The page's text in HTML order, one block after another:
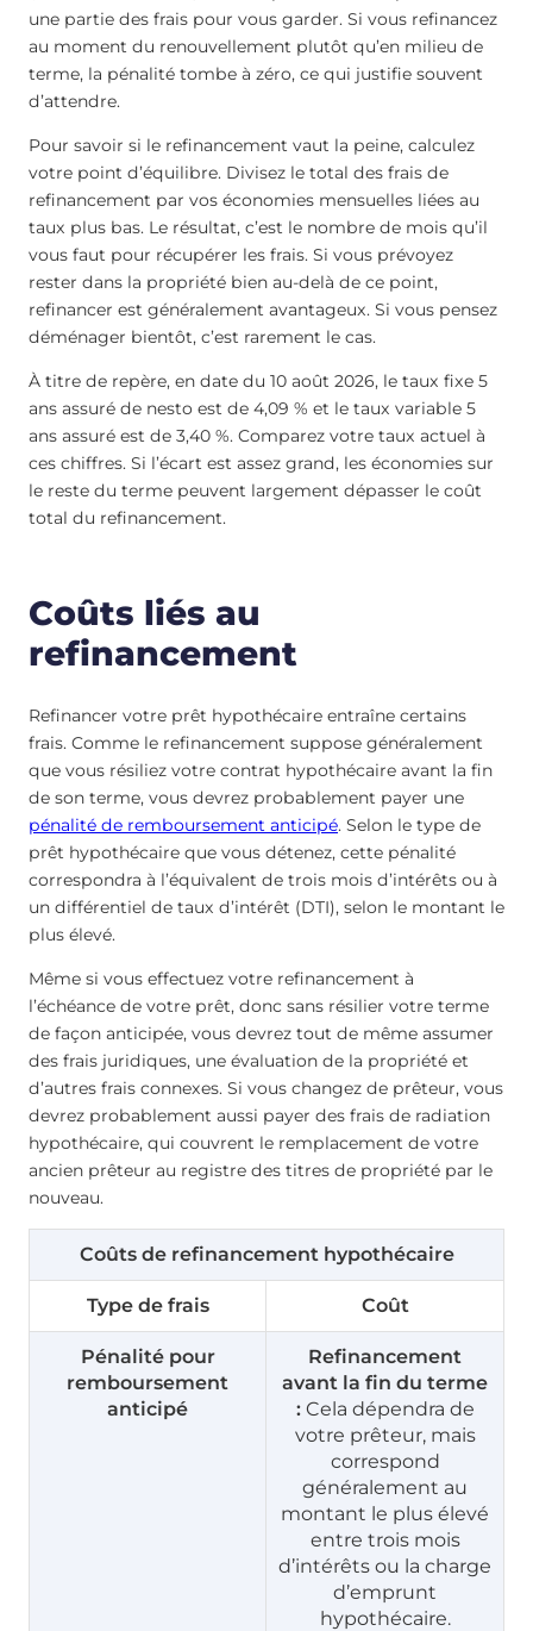
une partie des frais pour vous garder. Si vous refinancez
au moment du renouvellement plutôt qu’en milieu de
terme, la pénalité tombe à zéro, ce qui justifie souvent
d’attendre.
Pour savoir si le refinancement vaut la peine, calculez
votre point d’équilibre. Divisez le total des frais de
refinancement par vos économies mensuelles liées au
taux plus bas. Le résultat, c’est le nombre de mois qu’il
vous faut pour récupérer les frais. Si vous prévoyez
rester dans la propriété bien au-delà de ce point,
refinancer est généralement avantageux. Si vous pensez
déménager bientôt, c’est rarement le cas.
À titre de repère, en date du 10 août 2026, le taux fixe 5
ans assuré de nesto est de 4,09 % et le taux variable 5
ans assuré est de 3,40 %. Comparez votre taux actuel à
ces chiffres. Si l’écart est assez grand, les économies sur
le reste du terme peuvent largement dépasser le coût
total du refinancement.
Coûts liés au
refinancement
Refinancer votre prêt hypothécaire entraîne certains
frais. Comme le refinancement suppose généralement
que vous résiliez votre contrat hypothécaire avant la fin
de son terme, vous devrez probablement payer une
pénalité de remboursement anticipé. Selon le type de
prêt hypothécaire que vous détenez, cette pénalité
correspondra à l’équivalent de trois mois d’intérêts ou à
un différentiel de taux d’intérêt (DTI), selon le montant le
plus élevé.
Même si vous effectuez votre refinancement à
l’échéance de votre prêt, donc sans résilier votre terme
de façon anticipée, vous devrez tout de même assumer
des frais juridiques, une évaluation de la propriété et
d’autres frais connexes. Si vous changez de prêteur, vous
devrez probablement aussi payer des frais de radiation
hypothécaire, qui couvrent le remplacement de votre
ancien prêteur au registre des titres de propriété par le
nouveau.
Coûts de refinancement hypothécaire
Type de frais Coût
Pénalité pour
remboursement
anticipé
Refinancement
avant la fin du terme
:Cela dépendra de
votre prêteur, mais
correspond
généralement au
montant le plus élevé
entre trois mois
d’intérêts ou la charge
d’emprunt
hypothécaire.